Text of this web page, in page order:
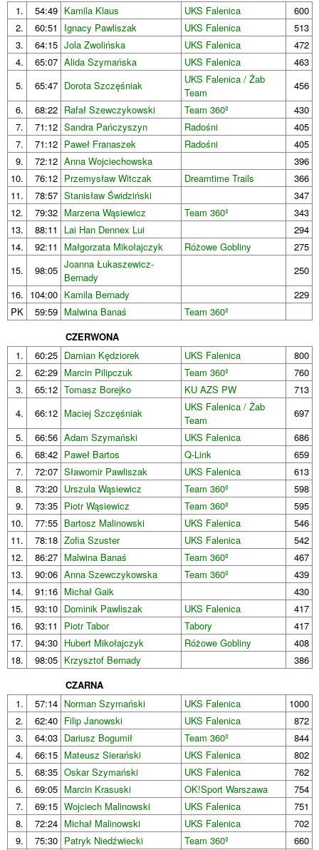
1.
54:49 Kamila Klaus UKS Falenica
600
2.
60:51 Ignacy Pawliszak UKS Falenica
513
3.
64:15 Jola Zwolińska UKS Falenica
472
4.
65:07 Alida Szymańska UKS Falenica
463
5.
65:47 Dorota Szczęśniak
UKS Falenica / Żab
Team
456
6.
68:22 Rafał Szewczykowski Team 360º
430
7.
71:12 Sandra Pańczyszyn Radośni
405
7.
71:12 Paweł Franaszek Radośni
405
9.
72:12 Anna Wojciechowska
396
10.
76:12 Przemysław Witczak Dreamtime Trails
366
11.
78:57 Stanisław Świdziński
347
12.
79:32 Marzena Wąsiewicz Team 360º
343
13.
88:11 Lai Han Dennex Lui
294
14.
92:11 Małgorzata Mikołajczyk Różowe Gobliny
275
15.
98:05 Joanna Łukaszewicz-
Bernady
250
16. 104:00 Kamila Bernady
229
PK
59:59 Malwina Banaś
Team 360º
CZERWONA
1.
60:25 Damian Kędziorek UKS Falenica
800
2.
62:29 Marcin Pilipczuk Team 360º
760
3.
65:12 Tomasz Borejko KU AZS PW
713
4.
66:12 Maciej Szczęśniak
UKS Falenica / Żab
Team
697
5.
66:56 Adam Szymański UKS Falenica
686
6.
68:42 Paweł Bartos Q-Link
659
7.
72:07 Sławomir Pawliszak UKS Falenica
613
8.
73:20 Urszula Wąsiewicz Team 360º
598
9.
73:35 Piotr Wąsiewicz Team 360º
595
10.
77:55 Bartosz Malinowski UKS Falenica
546
11.
78:18 Zofia Szuster UKS Falenica
542
12.
86:27 Malwina Banaś Team 360º
467
13.
90:06 Anna Szewczykowska Team 360º
439
14.
91:16 Michał Gaik
430
15.
93:10 Dominik Pawliszak UKS Falenica
417
16.
93:11 Piotr Tabor Tabory
417
17.
94:30 Hubert Mikołajczyk Różowe Gobliny
408
18.
98:05 Krzysztof Bernady
386
CZARNA
1.
57:14 Norman Szymański UKS Falenica
1000
2.
62:40 Filip Janowski UKS Falenica
872
3.
64:03 Dariusz Bogumił Team 360º
844
4.
66:15 Mateusz Sierański UKS Falenica
802
5.
68:35 Oskar Szymański UKS Falenica
762
6.
69:05 Marcin Krasuski OK!Sport Warszawa
754
7.
69:15 Wojciech Malinowski UKS Falenica
751
8.
72:24 Michał Malinowski UKS Falenica
702
9.
75:30 Patryk Niedźwiecki Team 360º
660